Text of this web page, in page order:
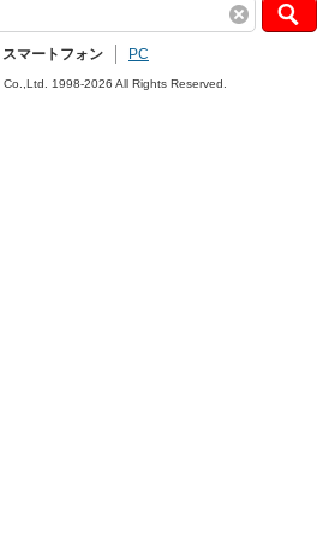
スマートフォン PC
1998-2026 All Rights Reserved.